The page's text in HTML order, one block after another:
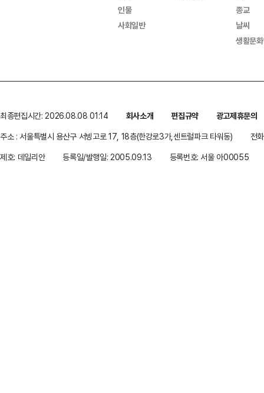
인물
사회일반
종교
날씨
생활문
최종편집시간: 2026.08.08 01:14 회사소개 편집규약
광고제휴문의
주소 : 서울특별시 용산구 서빙고로 17, 18층(한강로3가,센트럴파크 타워동)
전
제호: 데일리안
등록일/발행일: 2005.09.13 등록번호: 서울 아00055